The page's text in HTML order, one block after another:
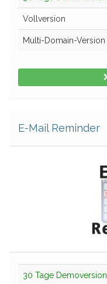
Vollversion
Multi-Domain-Version
E-Mail Reminder
30 Tage Demoversion